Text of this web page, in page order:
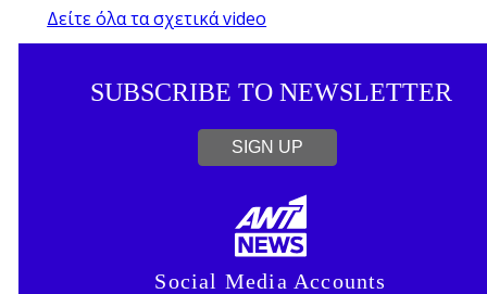
Δείτε όλα τα σχετικά video
SUBSCRIBE TO NEWSLETTER
SIGN UP
Social Media Accounts